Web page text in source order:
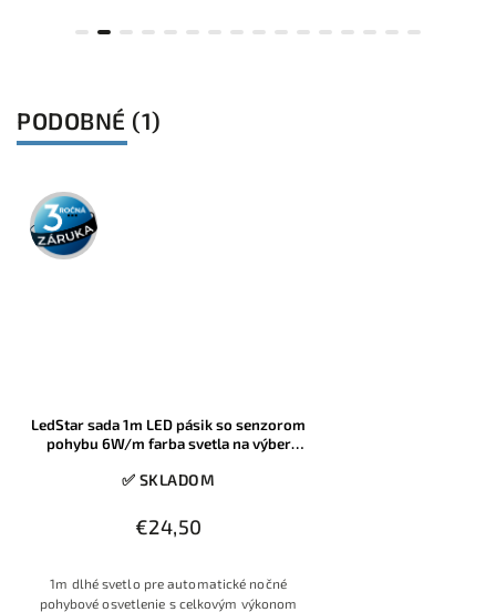
PODOBNÉ (1)
3 roky
záruka
LedStar sada 1m LED pásik so senzorom
pohybu 6W/m farba svetla na výber
✅ SKLADOM
€24,50
1m dlhé svetlo pre automatické nočné
pohybové osvetlenie s celkovým výkonom